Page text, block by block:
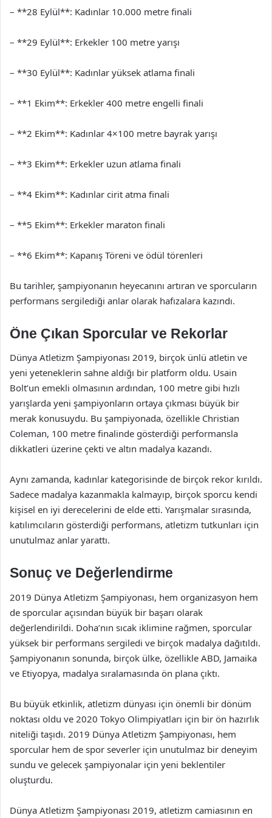
– **28 Eylül**: Kadınlar 10.000 metre finali
– **29 Eylül**: Erkekler 100 metre yarışı
– **30 Eylül**: Kadınlar yüksek atlama finali
– **1 Ekim**: Erkekler 400 metre engelli finali
– **2 Ekim**: Kadınlar 4×100 metre bayrak yarışı
– **3 Ekim**: Erkekler uzun atlama finali
– **4 Ekim**: Kadınlar cirit atma finali
– **5 Ekim**: Erkekler maraton finali
– **6 Ekim**: Kapanış Töreni ve ödül törenleri
Bu tarihler, şampiyonanın heyecanını artıran ve sporcuların
performans sergilediği anlar olarak hafızalara kazındı.
Öne Çıkan Sporcular ve Rekorlar
Dünya Atletizm Şampiyonası 2019, birçok ünlü atletin ve
yeni yeteneklerin sahne aldığı bir platform oldu. Usain
Bolt’un emekli olmasının ardından, 100 metre gibi hızlı
yarışlarda yeni şampiyonların ortaya çıkması büyük bir
merak konusuydu. Bu şampiyonada, özellikle Christian
Coleman, 100 metre finalinde gösterdiği performansla
dikkatleri üzerine çekti ve altın madalya kazandı.
Aynı zamanda, kadınlar kategorisinde de birçok rekor kırıldı.
Sadece madalya kazanmakla kalmayıp, birçok sporcu kendi
kişisel en iyi derecelerini de elde etti. Yarışmalar sırasında,
katılımcıların gösterdiği performans, atletizm tutkunları için
unutulmaz anlar yarattı.
Sonuç ve Değerlendirme
2019 Dünya Atletizm Şampiyonası, hem organizasyon hem
de sporcular açısından büyük bir başarı olarak
değerlendirildi. Doha’nın sıcak iklimine rağmen, sporcular
yüksek bir performans sergiledi ve birçok madalya dağıtıldı.
Şampiyonanın sonunda, birçok ülke, özellikle ABD, Jamaika
ve Etiyopya, madalya sıralamasında ön plana çıktı.
Bu büyük etkinlik, atletizm dünyası için önemli bir dönüm
noktası oldu ve 2020 Tokyo Olimpiyatları için bir ön hazırlık
niteliği taşıdı. 2019 Dünya Atletizm Şampiyonası, hem
sporcular hem de spor severler için unutulmaz bir deneyim
sundu ve gelecek şampiyonalar için yeni beklentiler
oluşturdu.
Dünya Atletizm Şampiyonası 2019, atletizm camiasının en